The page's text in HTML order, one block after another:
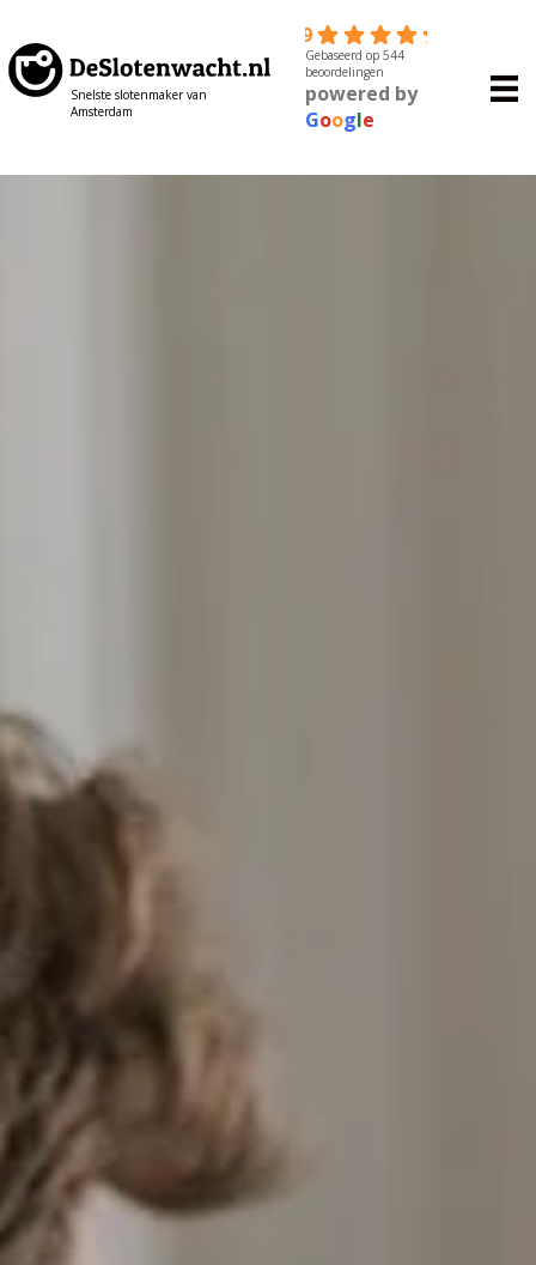
Snelste slotenmaker van
Amsterdam
4.9
Gebaseerd op 544
beoordelingen
powered by
Google